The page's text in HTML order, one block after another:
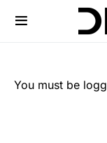
You must be